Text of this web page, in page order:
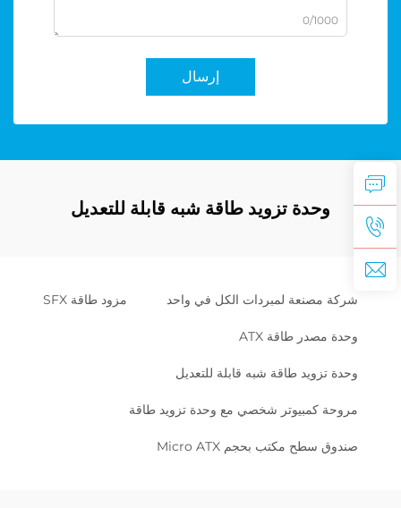
0/1000
إرسال
وحدة تزويد طاقة شبه قابلة للتعديل
شركة مصنعة لمبردات الكل في واحد مزود طاقة SFX
وحدة مصدر طاقة ATX
وحدة تزويد طاقة شبه قابلة للتعديل
مروحة كمبيوتر شخصي مع وحدة تزويد طاقة
صندوق سطح مكتب بحجم Micro ATX